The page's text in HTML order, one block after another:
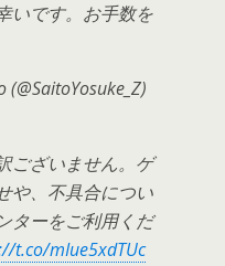
いです。お手数を
ございません。ゲ
や、不具合につい
ターをご利用くだ
t.co/mIue5xdTUc